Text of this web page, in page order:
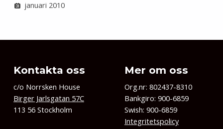
januari 2010
Kontakta oss
c/o Norrsken House
Birger Jarlsgatan 57C
113 56 Stockholm
Mer om oss
Org.nr: 802437-8310
Bankgiro: 900-6859
Swish: 900-6859
Integritetspolicy